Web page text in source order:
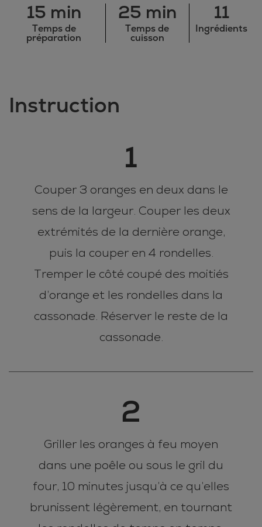
15 min
Temps de
préparation
25 min
Temps de
cuisson
11
Ingrédients
Instruction
1
Couper 3 oranges en deux dans le
sens de la largeur. Couper les deux
extrémités de la dernière orange,
puis la couper en 4 rondelles.
Tremper le côté coupé des moitiés
d’orange et les rondelles dans la
cassonade. Réserver le reste de la
cassonade.
2
Griller les oranges à feu moyen
dans une poêle ou sous le gril du
four, 10 minutes jusqu’à ce qu’elles
brunissent légèrement, en tournant